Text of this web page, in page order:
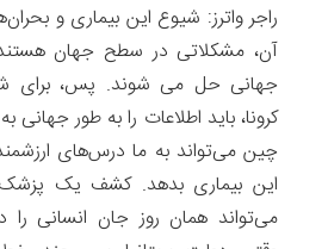
راجر واترز: شیوع این بیماری و
آن، مشکلاتی در سطح جهان
جهانی حل می شوند. پس، برای
کرونا، باید اطلاعات را به طور جهانی
چین می‌تواند به ما درس‌های
این بیماری بدهد. کشف یک پزشک
می‌تواند همان روز جان انسانی